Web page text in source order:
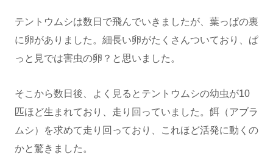
テントウムシは数日で飛んでいきましたが、葉っぱの裏
に卵がありました。細長い卵がたくさんついており、ぱ
っと見では害虫の卵？と思いました。
そこから数日後、よく見るとテントウムシの幼虫が10
匹ほど生まれており、走り回っていました。餌（アブラ
ムシ）を求めて走り回っており、これほど活発に動くの
かと驚きました。